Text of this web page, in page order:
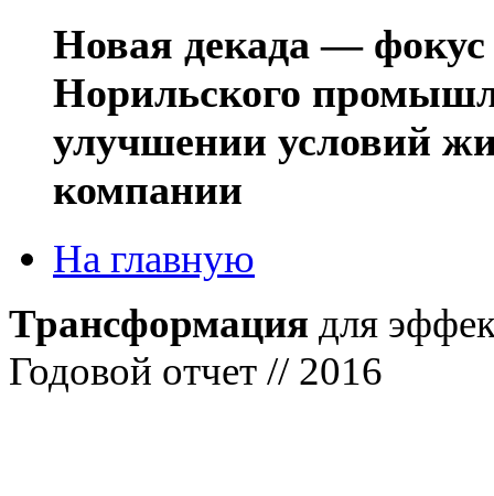
Новая декада — фокус
Норильского
улучшении условий
компании
На главную
Трансформация для
Годовой отчет // 2016